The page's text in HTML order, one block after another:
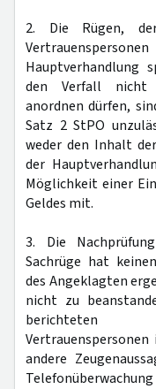
2. Die Rügen,
Hauptverhandlung
den Verfall nicht
anordnen dürfen,
Satz 2 StPO
weder den Inhalt
der
Möglichkeit einer
Geldes mit.
3. Die
Sachrüge hat
des Angeklagten
nicht zu
berichteten
andere